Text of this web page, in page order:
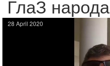
ГлаЗ народа
28 April 2020